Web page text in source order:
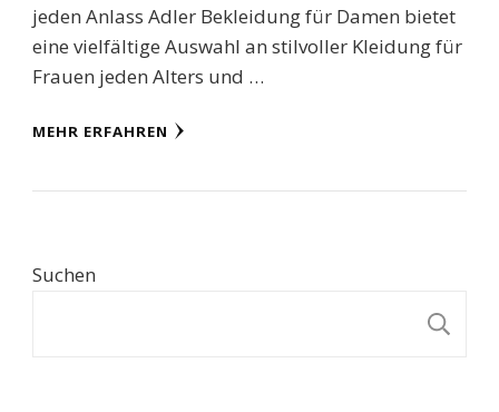
jeden Anlass Adler Bekleidung für Damen bietet
eine vielfältige Auswahl an stilvoller Kleidung für
Frauen jeden Alters und …
MEHR ERFAHREN
Suchen